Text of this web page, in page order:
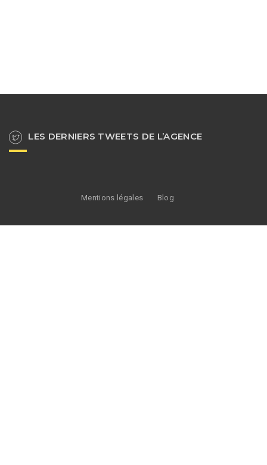
LES DERNIERS TWEETS DE L’AGENCE
Mentions légales Blog